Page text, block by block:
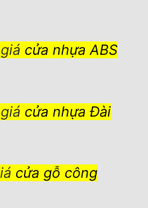
cửa nhựa ABS
cửa nhựa Đài
cửa gỗ công